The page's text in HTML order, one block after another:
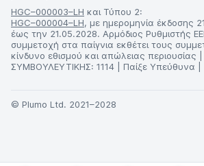
HGC–000003–LH και Τύπου 2:
HGC–000004–LH, με ημερομηνία έκδοσης
έως την 21.05.2028. Αρμόδιος Ρυθμιστής
συμμετοχή στα παίγνια εκθέτει τους
κίνδυνο εθισμού και απώλειας
ΣΥΜΒΟΥΛΕΥΤΙΚΗΣ: 1114 | Παίξε Υπεύθυνα |
© Plumo Ltd. 2021–2028